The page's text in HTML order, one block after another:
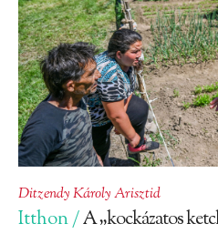
Ditzendy Károly Arisztid
Itthon /A „kockázatos